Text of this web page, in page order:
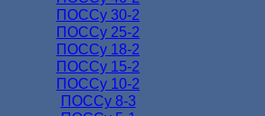
ПОССу 30-2
ПОССу 25-2
ПОССу 18-2
ПОССу 15-2
ПОССу 10-2
ПОССу 8-3